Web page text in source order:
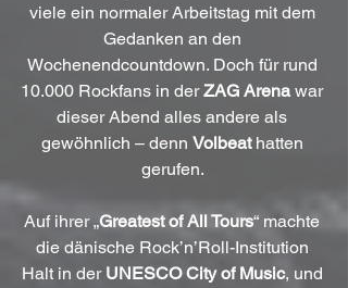
viele ein normaler Arbeitstag mit dem
Gedanken an den
Wochenendcountdown. Doch für rund
10.000 Rockfans in der ZAG Arena war
dieser Abend alles andere als
gewöhnlich – denn Volbeat hatten
gerufen.
Auf ihrer „Greatest of All Tours“ machte
die dänische Rock’n’Roll-Institution
Halt in der UNESCO City of Music, und